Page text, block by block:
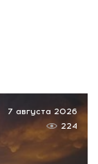
7 августа 2026
224